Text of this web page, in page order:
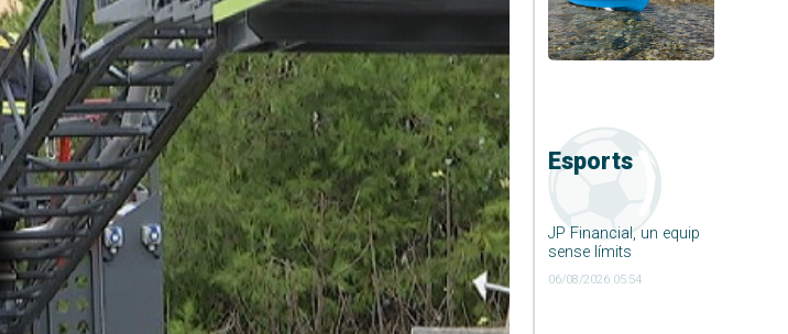
Esports
JP Financial, un equip
sense límits
06/08/2026 05:54